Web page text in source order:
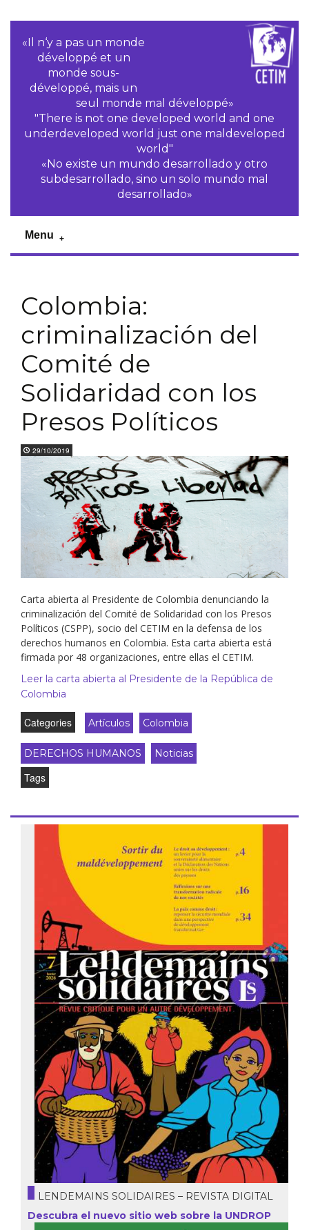
«Il n‘y a pas un monde
développé et un
monde sous-
développé, mais un
seul monde mal développé»
"There is not one developed world and one
underdeveloped world just one maldeveloped
world"
«No existe un mundo desarrollado y otro
subdesarrollado, sino un solo mundo mal
desarrollado»
Menu
Colombia:
criminalización del
Comité de
Solidaridad con los
Presos Políticos
29/10/2019
Carta abierta al Presidente de Colombia denunciando la
criminalización del Comité de Solidaridad con los Presos
Políticos (CSPP), socio del CETIM en la defensa de los
derechos humanos en Colombia. Esta carta abierta está
firmada por 48 organizaciones, entre ellas el CETIM.
Leer la carta abierta al Presidente de la República de
Colombia
Categories Artículos Colombia
DERECHOS HUMANOS Noticias
Tags
LENDEMAINS SOLIDAIRES – REVISTA DIGITAL
Descubra el nuevo sitio web sobre la UNDROP